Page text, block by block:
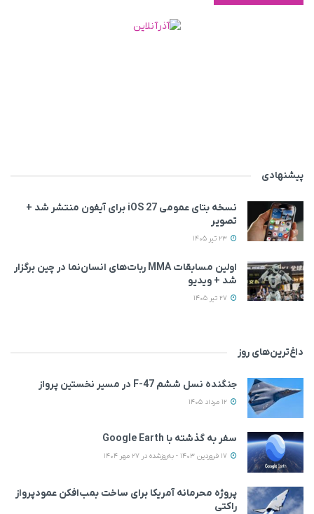
پیشنهادی
نسخه بتای عمومی iOS 27 برای آیفون منتشر شد +
تصویر
اولین مسابقات MMA ربات‌های انسان‌نما در چین برگزار
شد + ویدیو
داغ‌ترین‌های روز
جنگنده نسل ششم F-47 در مسیر نخستین پرواز
سفر به گذشته با Google Earth
پروژه محرمانه آمریکا برای ساخت بمب‌افکن عمودپرواز
راکتی